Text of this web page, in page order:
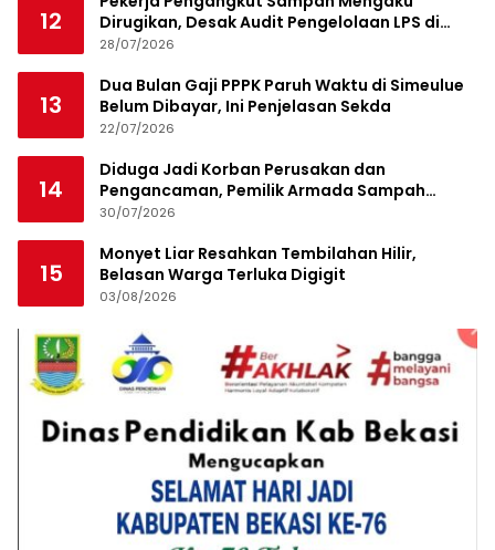
12
Dirugikan, Desak Audit Pengelolaan LPS di
Pekanbaru
28/07/2026
13
Dua Bulan Gaji PPPK Paruh Waktu di Simeulue
Belum Dibayar, Ini Penjelasan Sekda
22/07/2026
14
Diduga Jadi Korban Perusakan dan
Pengancaman, Pemilik Armada Sampah
Siapkan Laporan Polisi
30/07/2026
15
Monyet Liar Resahkan Tembilahan Hilir,
Belasan Warga Terluka Digigit
03/08/2026